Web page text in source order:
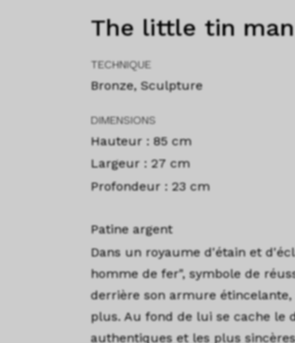
The little tin man
TECHNIQUE
Bronze, Sculpture
DIMENSIONS
Hauteur : 85 cm
Largeur : 27 cm
Profondeur : 23 cm
Patine argent
Dans un royaume d'étain et
homme de fer", symbole de
derrière son armure
plus. Au fond de lui se cache le
authentiques et les plus